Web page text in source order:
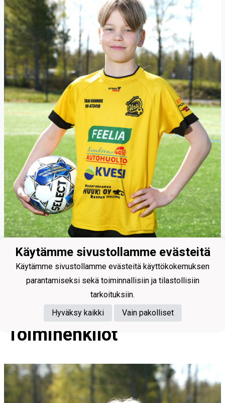
99
Kurikkala Johannes
Toimihenkilöt
Käytämme sivustollamme evästeitä
Käytämme sivustollamme evästeitä käyttökokemuksen
parantamiseksi sekä toiminnallisiin ja tilastollisiin
tarkoituksiin.
Hyväksy kaikki
Vain pakolliset